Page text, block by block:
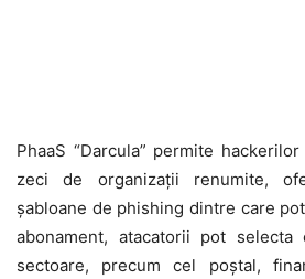
PhaaS “Darcula” permite
zeci de organizații renumite,
șabloane de phishing dintre care
abonament, atacatorii pot selecta
sectoare, precum cel poștal,